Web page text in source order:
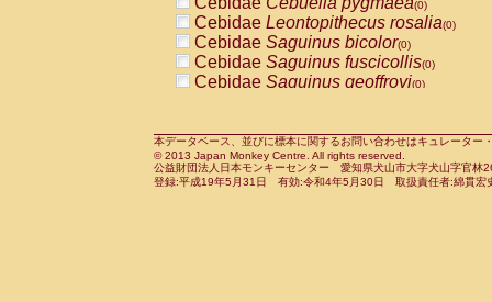
CercopithecidaeCercocebus
CercopithecidaeCercocebus
CercopithecidaeCercocebus
CercopithecidaeCercocebushybrid
CercopithecidaePapio anubis(0)
CercopithecidaePapio cynocephalus
CercopithecidaePapio hamadryas(0)
(0)
Cebidae Leontopithecus rosalia(0)
Cebidae Saguinus bicolor(0)
Cebidae Saguinus fuscicollis(0)
Cebidae Saguinus geoffroyi(0)
CebidaeSaguinus leucopus(0)
CebidaeSaguinus midas(0)
Cebidae Saguinus mystax(0)
本データベース、並びに標本に関するお問い合わせはキュレータ
© 2013 Japan Monkey Centre. All rights reserved.
公益財団法人日本モンキーセンター 愛知県犬山市大字犬山字官
登録:平成19年5月31日 有効:令和4年5月30日 取扱責任者:綿貫宏